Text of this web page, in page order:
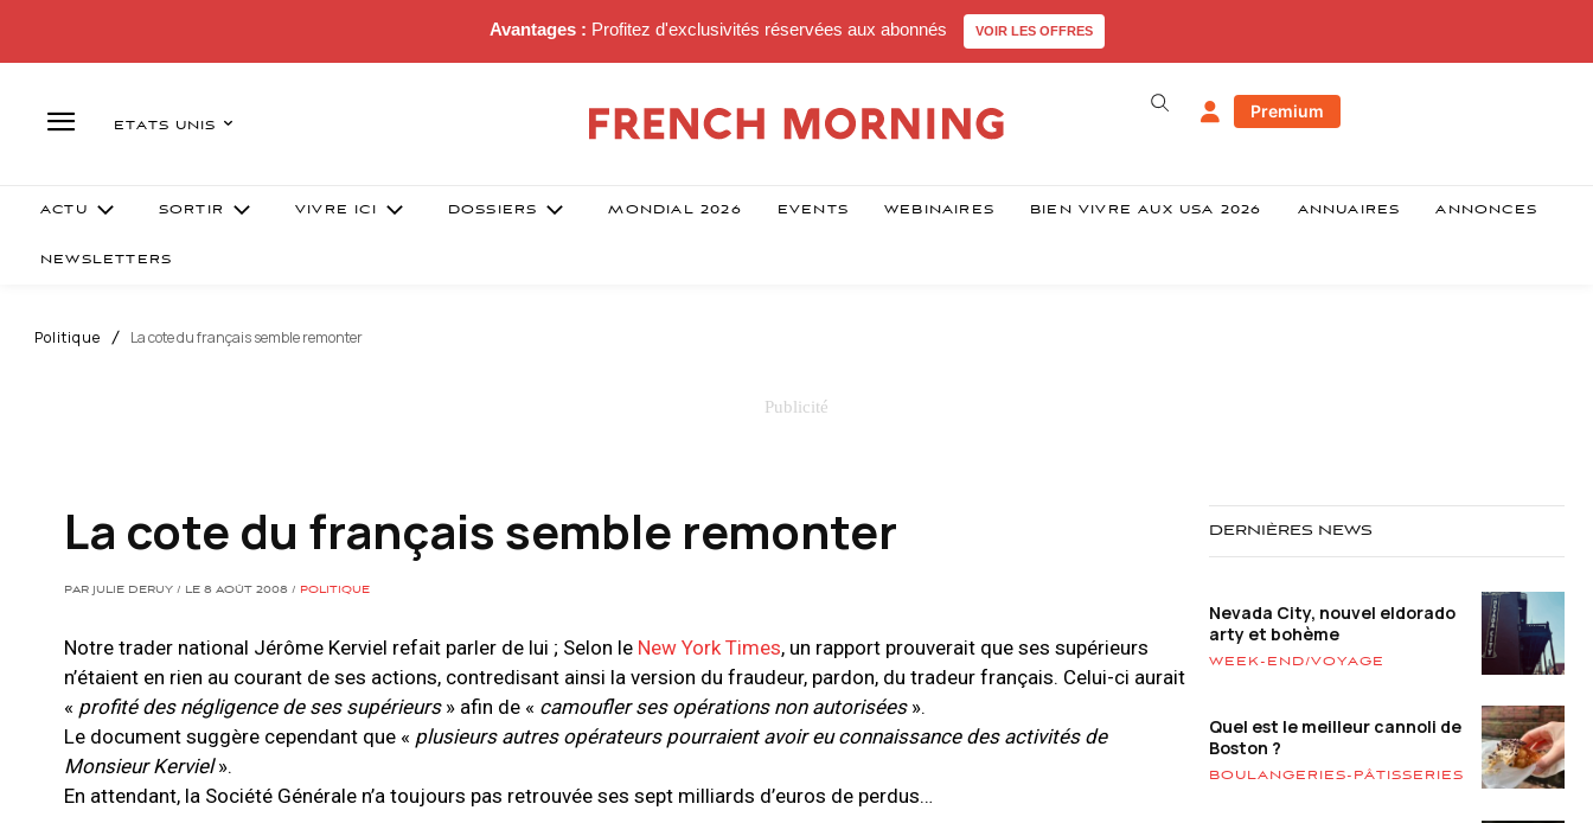
Avantages : Profitez d'exclusivités réservées aux abonnés VOIR LES OFFRES
ETATS UNIS
Premium
ACTU SORTIR VIVRE ICI DOSSIERS MONDIAL 2026 EVENTS WEBINAIRES BIEN VIVRE AUX USA 2026 ANNUAIRES ANNONCES
NEWSLETTERS
Politique La cote du français semble remonter
La cote du français semble remonter
PAR JULIE DERUY / LE 8 AOÛT 2008 / POLITIQUE
Notre trader national Jérôme Kerviel refait parler de lui ; Selon le New York Times, un rapport prouverait que ses supérieurs
n’étaient en rien au courant de ses actions, contredisant ainsi la version du fraudeur, pardon, du tradeur français. Celui-ci aurait
« profité des négligence de ses supérieurs » afin de « camoufler ses opérations non autorisées».
Le document suggère cependant que « plusieurs autres opérateurs pourraient avoir eu connaissance des activités de
Monsieur Kerviel».
En attendant, la Société Générale n’a toujours pas retrouvée ses sept milliards d’euros de perdus…
DERNIÈRES NEWS
Nevada City, nouvel eldorado
arty et bohème
WEEK-END/VOYAGE
Quel est le meilleur cannoli de
Boston ?
BOULANGERIES-PÂTISSERIES